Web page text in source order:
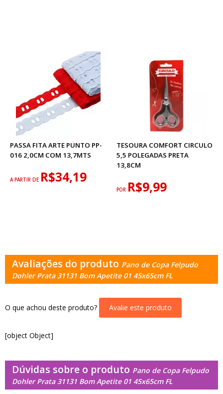
PASSA FITA ARTE PUNTO PP-
016 2,0CM COM 13,7MTS
A PARTIR DE R$34,19
TESOURA COMFORT CIRCULO
5,5 POLEGADAS PRETA
13,8CM
POR R$9,99
Avaliações do produto Pano de Copa Felpudo
Dohler Prata 31131 Bom Apetite 01 45x65cm FL
O que achou deste produto? Avalie este produto
[object Object]
Dúvidas sobre o produto Pano de Copa Felpudo
Dohler Prata 31131 Bom Apetite 01 45x65cm FL